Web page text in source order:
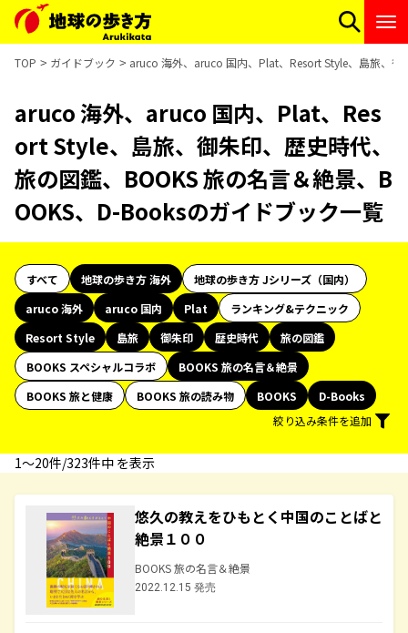
TOP ガイドブック aruco 海外、aruco 国内、Plat、Resort Style、島旅、
aruco 海外、aruco 国内、Plat、Res
ort Style、島旅、御朱印、歴史時代、
旅の図鑑、BOOKS 旅の名言＆絶景、B
OOKS、D-Booksのガイドブック一覧
すべて 地球の歩き方 海外
地球の歩き方 Jシリーズ（国内）
aruco 海外
aruco 国内 Plat
ランキング&テクニック
Resort Style
島旅 御朱印 歴史時代
旅の図鑑
BOOKS スペシャルコラボ
BOOKS 旅の名言＆絶景
BOOKS 旅と健康
BOOKS 旅の読み物 BOOKS
D-Books
絞り込み条件を追加
1〜20件/323件中 を表示
悠久の教えをひもとく中国のことばと
絶景１００
BOOKS 旅の名言＆絶景
2022.12.15 発売